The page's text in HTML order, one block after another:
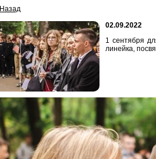
02.09.2022
1 сентября
линейка,